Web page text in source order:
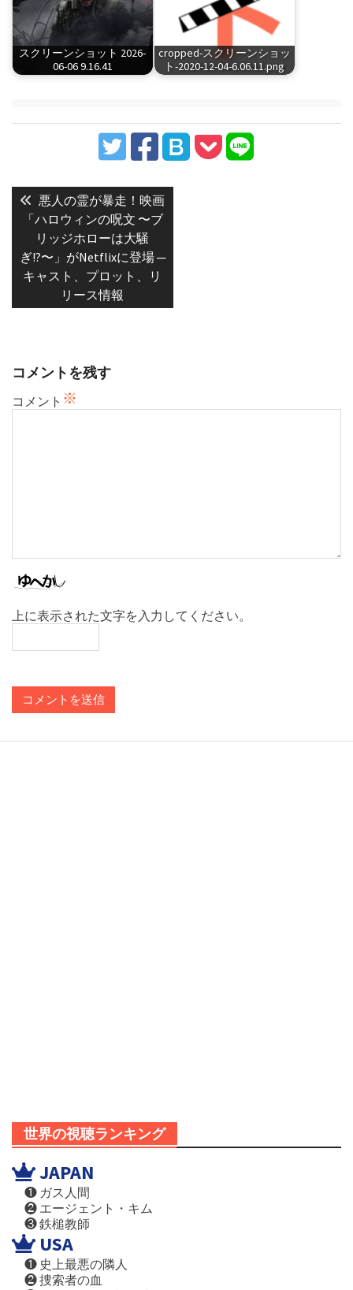
スクリーンショット 2026-
06-06 9.16.41
cropped-スクリーンショッ
ト-2020-12-04-6.06.11.png
稿
ゲ
ー
Previous
post:
悪人の霊が暴走！映画
「ハロウィンの呪文 〜ブ
リッジホローは大騒
ぎ!?〜」がNetflixに登場 ─
キャスト、プロット、リ
リース情報
コメントを残す
コメント ※
上に表示された文字を入力してください。
世界の視聴ランキング
JAPAN
❶ ガス人間
❷ エージェント・キム
❸ 鉄槌教師
USA
❶ 史上最悪の隣人
❷ 捜索者の血